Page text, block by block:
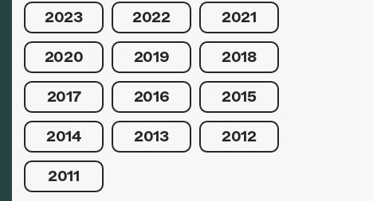
2023 2022 2021
2020 2019 2018
2017 2016 2015
2014 2013 2012
2011